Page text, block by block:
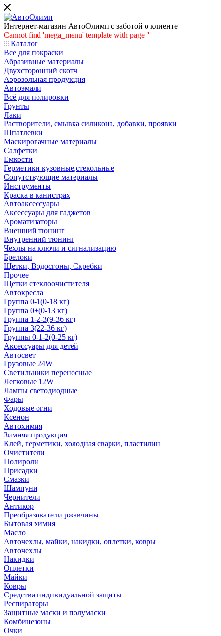
Интернет-магазин АвтоОлимп с заботой о клиенте
Cannot find 'mega_menu' template with page ''
Каталог
Все для покраски
Абразивные материалы
Двухсторонний скотч
Аэрозольная продукция
Автоэмали
Всё для полировки
Грунты
Лаки
Растворители, смывка силикона, добавки, проявки
Шпатлевки
Маскировачные материалы
Салфетки
Емкости
Герметики кузовные,стекольные
Сопутствующие материалы
Инструменты
Краска в канистрах
Автоаксессуары
Аксессуары для гаджетов
Ароматизаторы
Внешний тюнинг
Внутренний тюнинг
Чехлы на ключи и сигнализацию
Брелоки
Щетки, Водосгоны, Скребки
Прочее
Щетки стеклоочистителя
Автокресла
Группа 0-1(0-18 кг)
Группа 0+(0-13 кг)
Группа 1-2-3(9-36 кг)
Группа 3(22-36 кг)
Группы 0-1-2(0-25 кг)
Аксессуары для детей
Автосвет
Грузовые 24W
Светильники переносные
Легковые 12W
Лампы светодиодные
Фары
Ходовые огни
Ксенон
Автохимия
Зимняя продукция
Клей, герметики, холодная сварки, пластилин
Очистители
Полироли
Присадки
Смазки
Шампуни
Чернители
Антикор
Преобразователи ржавчины
Бытовая химия
Масло
Авточехлы, майки, накидки, оплетки, ковры
Авточехлы
Накидки
Оплетки
Майки
Ковры
Средства индивидуальной защиты
Респираторы
Защитные маски и полумаски
Комбинезоны
Очки